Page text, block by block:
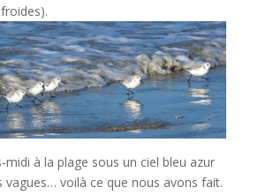
midi à la plage sous un ciel bleu azur
vagues… voilà ce que nous avons fait.